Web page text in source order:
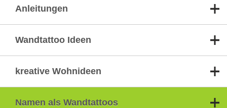
Anleitungen
Wandtattoo Ideen
kreative Wohnideen
Namen als Wandtattoos